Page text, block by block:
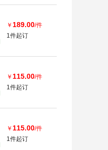
￥ 189.00/件
1件起订
￥ 115.00/件
1件起订
￥ 115.00/件
1件起订